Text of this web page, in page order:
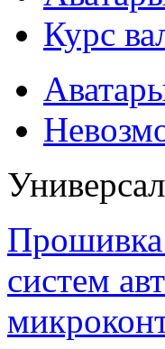
Курс
Прошивка
систем